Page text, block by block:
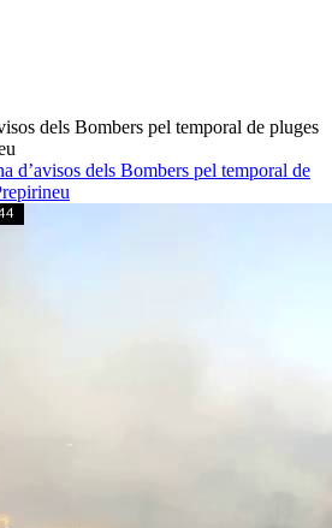
d’avisos dels Bombers pel temporal de